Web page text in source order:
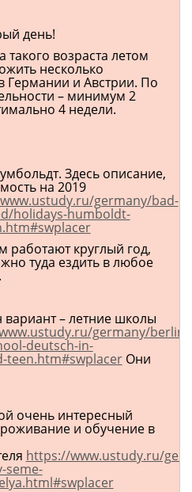
день!
такого возраста летом
несколько
Германии и Австрии. По
– минимум 2
4 недели.
Здесь описание,
на 2019
germany/bad-
holidays-humboldt-
работают круглый год,
туда ездить в любое
– летние школы
germany/
deutsch-in-
teen.htm#swplacerОни
очень интересный
и обучение в
https://www.ustudy.ru/
seme-